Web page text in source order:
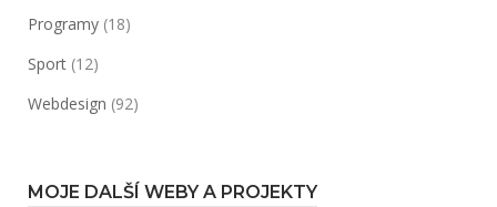
Programy (18)
Sport (12)
Webdesign (92)
MOJE DALŠÍ WEBY A PROJEKTY